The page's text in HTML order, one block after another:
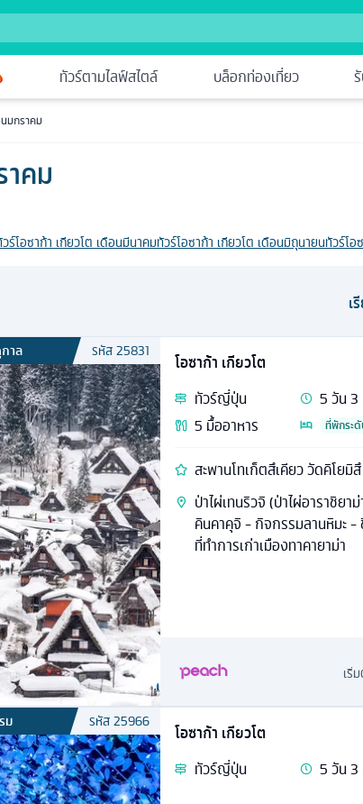
ทัวร์ตามไลฟ์สไตล์ บล็อกท่องเที่ยว
นมกราคม
าคม
ร์โอซาก้า เกียวโต เดือนมีนาคมทัวร์โอซาก้า เกียวโต เดือนมิถุนายนทัวร์โอ
เ
าล รหัส25831
โอซาก้า เกียวโต
ทัวร์ญี่ปุ่น 5วัน3
5 มื้ออาหาร ที่พักระ
สะพานโทเก็ตสึเคียว วัดคิโยมิ
ป่าไผ่เทนริวจิ (ป่าไผ่อาราชิย
คินคาคุจิ - กิจกรรมลานหิมะ -
ที่ทำการเก่าเมืองทาคายาม่า
เริ่
ม รหัส25966
โอซาก้า เกียวโต
ทัวร์ญี่ปุ่น 5วัน3